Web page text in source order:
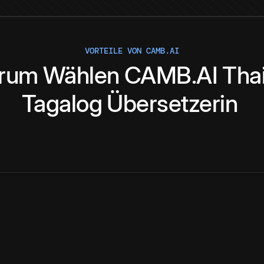
VORTEILE VON CAMB.AI
Wählen CAMB.AI
Tagalog Übersetzerin